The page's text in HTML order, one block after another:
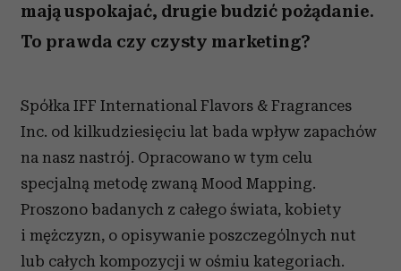
mają uspokajać, drugie budzić pożądanie.
To prawda czy czysty marketing?
Spółka IFF International Flavors & Fragrances
Inc. od kilkudziesięciu lat bada wpływ zapachów
na nasz nastrój. Opracowano w tym celu
specjalną metodę zwaną Mood Mapping.
Proszono badanych z całego świata, kobiety
i mężczyzn, o opisywanie poszczególnych nut
lub całych kompozycji w ośmiu kategoriach.